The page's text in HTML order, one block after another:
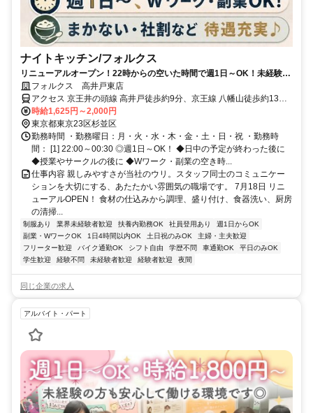
ナイトキッチン/フォルクス
リニューアルオープン！22時からの空いた時間で週1日～OK！未経験＆
初バイトも大歓迎！Wワーク・副業OK！まかない＆割引券(グループ全
店で利用OK)など嬉しい待遇あり♪飲食店のキッチンのお仕事。
フォルクス 高井戸東店
アクセス 京王井の頭線 高井戸徒歩約9分、京王線 八幡山徒歩約13
分、京王線 芦花公園北口徒歩約16分 高井戸駅より徒歩で約6分、ま
たは、関東バス「中の橋」バス停より徒歩で約２分
時給1,625円～2,000円
東京都東京23区杉並区
勤務時間 ・勤務曜日：月・火・水・木・金・土・日・祝 ・勤務時
間： [1] 22:00～00:30 ◎週1日～OK！ ◆日中の予定が終わった後に
◆授業やサークルの後に ◆Wワーク・副業の空き時...
仕事内容 親しみやすさが当社のウリ。スタッフ同士のコミュニケー
ションを大切にする、あたたかい雰囲気の職場です。 7月18日 リニ
ューアルOPEN！ 食材の仕込みから調理、盛り付け、食器洗い、厨房
の清掃...
制服あり 業界未経験者歓迎 扶養内勤務OK 社員登用あり
週1日からOK
副業・WワークOK
1日4時間以内OK 土日祝のみOK
主婦・主夫歓迎
フリーター歓迎
バイク通勤OK シフト自由 学歴不問 車通勤OK
平日のみOK
学生歓迎
経験不問 未経験者歓迎 経験者歓迎 夜間
同じ企業の求人
アルバイト・パート